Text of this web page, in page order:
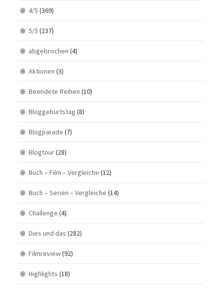
4/5 (369)
5/5 (237)
abgebrochen (4)
Aktionen (3)
Beendete Reihen (10)
Bloggeburtstag (8)
Blogparade (7)
Blogtour(28)
Buch – Film – Vergleiche (12)
Buch – Serien – Vergleiche (14)
Challenge (4)
Dies und das (282)
Filmreview(92)
Highlights (18)